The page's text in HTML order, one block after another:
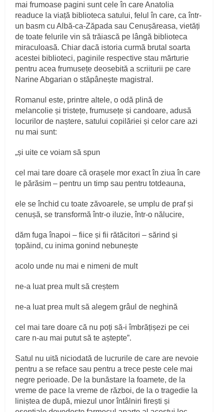
mai frumoase pagini sunt cele în care Anatolia
readuce la viață biblioteca satului, felul în care, ca într-
un basm cu Albă-ca-Zăpada sau Cenușăreasa, vietăți
de toate felurile vin să trăiască pe lângă biblioteca
miraculoasă. Chiar dacă istoria curmă brutal soarta
acestei biblioteci, paginile respective stau mărturie
pentru acea frumusețe deosebită a scriiturii pe care
Narine Abgarian o stăpânește magistral.
Romanul este, printre altele, o odă plină de
melancolie și tristețe, frumusețe și candoare, adusă
locurilor de naștere, satului copilăriei și celor care azi
nu mai sunt:
„și uite ce voiam să spun
cel mai tare doare că orașele mor exact în ziua în care
le părăsim – pentru un timp sau pentru totdeauna,
ele se închid cu toate zăvoarele, se umplu de praf și
cenușă, se transformă într-o iluzie, într-o nălucire,
dăm fuga înapoi – fiice și fii rătăcitori – sărind și
țopăind, cu inima gonind nebunește
acolo unde nu mai e nimeni de mult
ne-a luat prea mult să creștem
ne-a luat prea mult să alegem grâul de neghină
cel mai tare doare că nu poți să-i îmbrățișezi pe cei
care n-au mai putut să te aștepte”.
Satul nu uită niciodată de lucrurile de care are nevoie
pentru a se reface sau pentru a trece peste cele mai
negre perioade. De la bunăstare la foamete, de la
vreme de pace la vreme de război, de la o tragedie la
liniștea de după, miezul unor întâlniri firești și